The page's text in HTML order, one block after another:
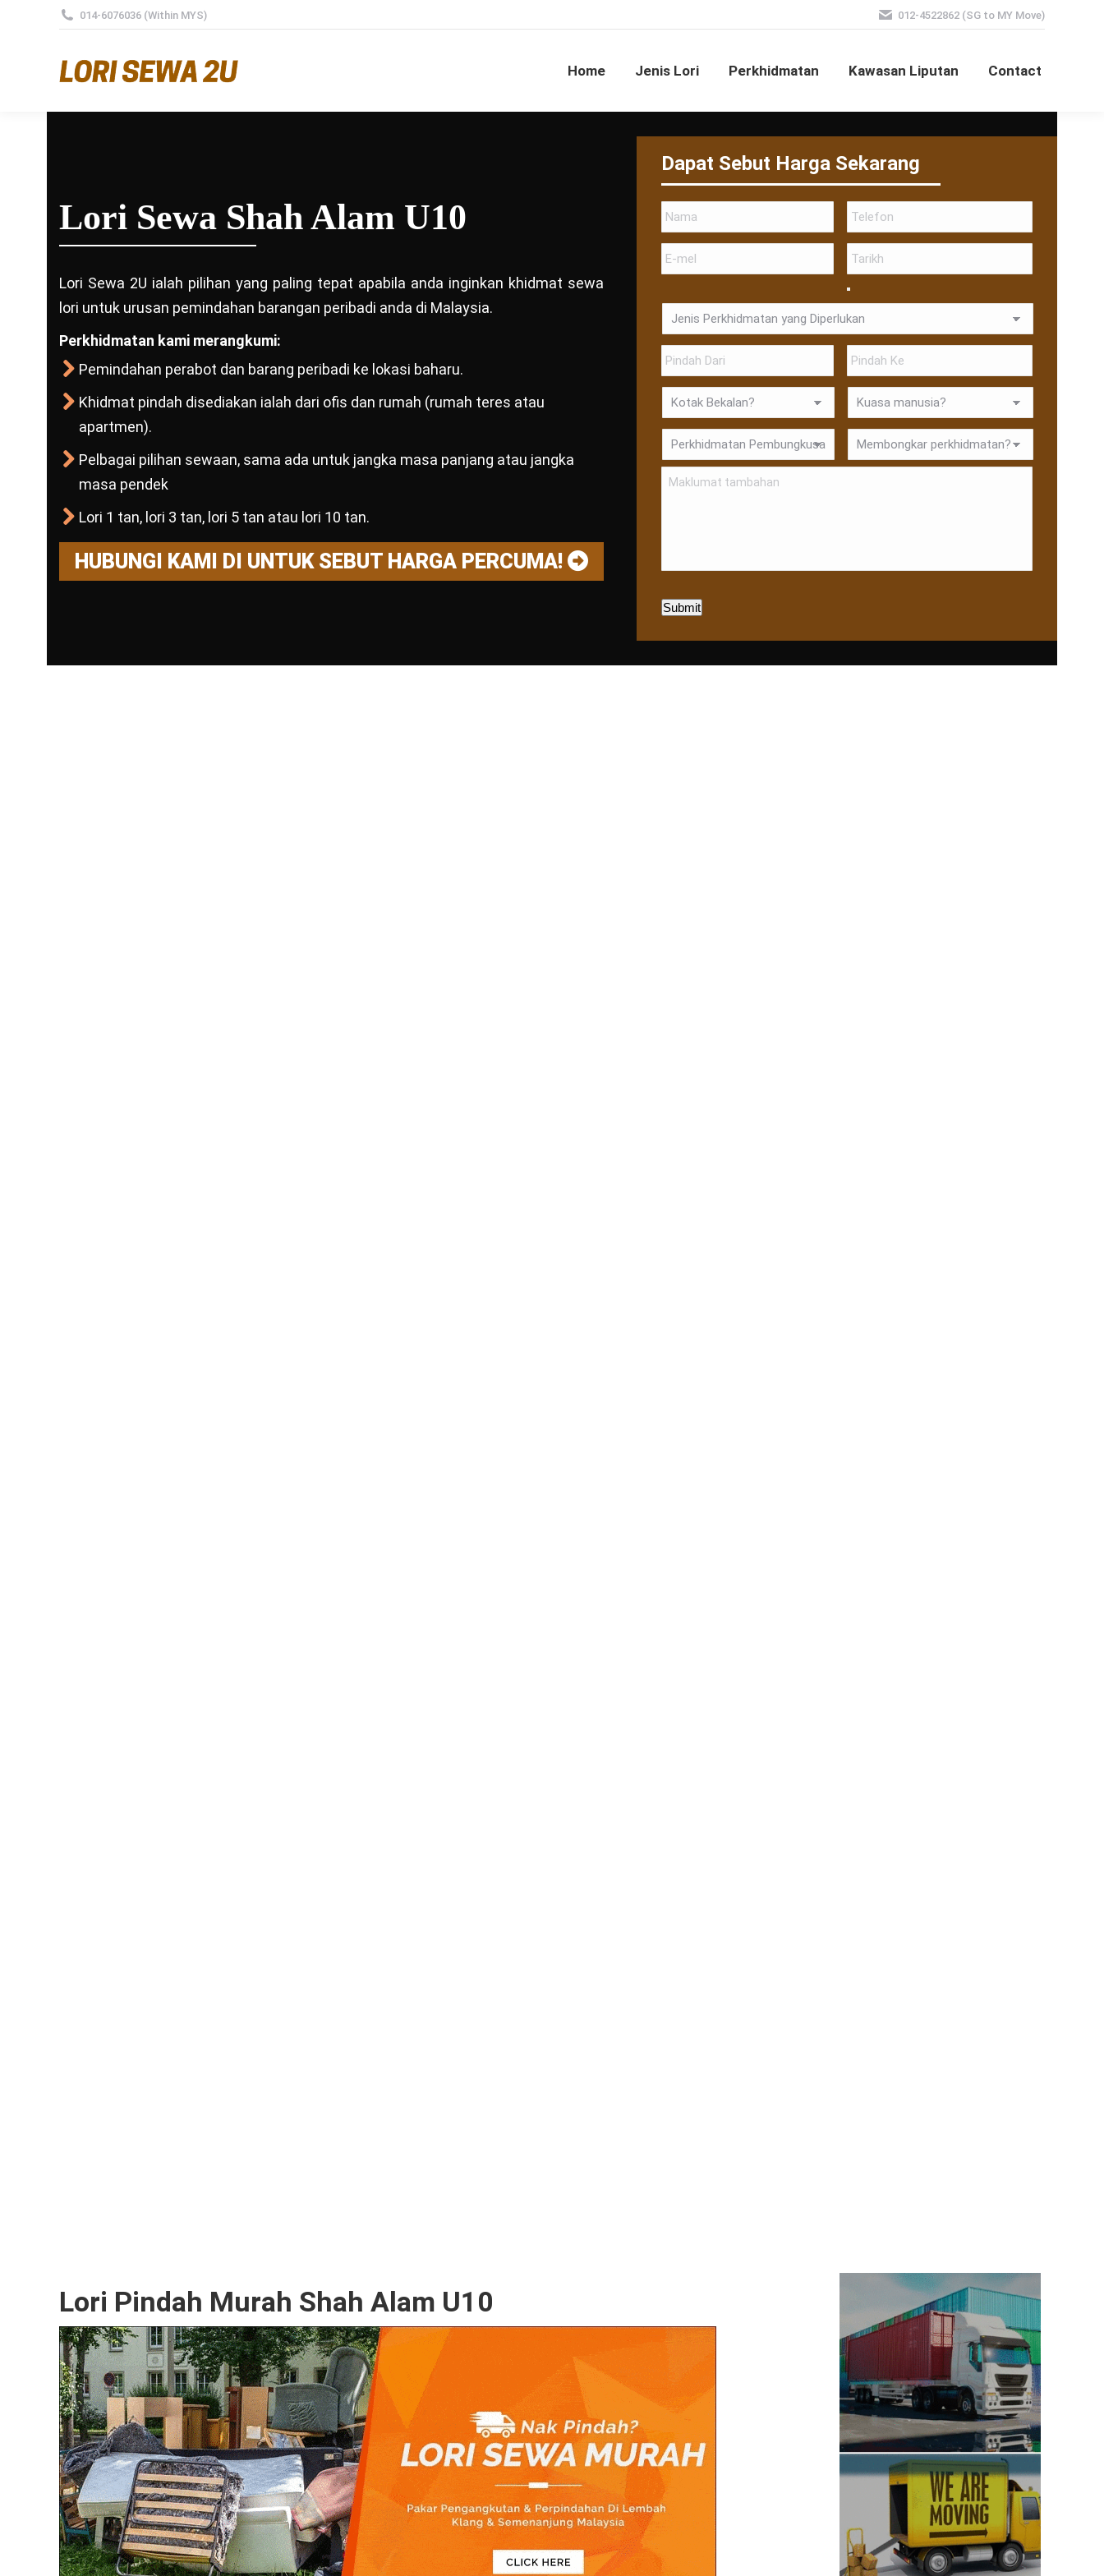
014-6076036 (Within MYS) 012-4522862 (SG to MY Move)
Home Jenis Lori Perkhidmatan Kawasan Liputan Contact
Lori Sewa Shah Alam U10
Lori Sewa 2U ialah pilihan yang paling tepat apabila anda inginkan khidmat sewa
lori untuk urusan pemindahan barangan peribadi anda di Malaysia.
Perkhidmatan kami merangkumi:
Pemindahan perabot dan barang peribadi ke lokasi baharu.
Khidmat pindah disediakan ialah dari ofis dan rumah (rumah teres atau
apartmen).
Pelbagai pilihan sewaan, sama ada untuk jangka masa panjang atau jangka
masa pendek
Lori 1 tan, lori 3 tan, lori 5 tan atau lori 10 tan.
HUBUNGI KAMI DI UNTUK SEBUT HARGA PERCUMA!
Dapat Sebut Harga Sekarang
Submit
Lori Pindah Murah Shah Alam U10